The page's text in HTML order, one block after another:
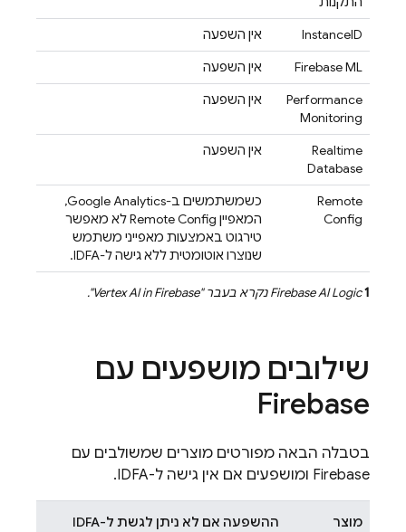
InstanceID
אין השפעה
Firebase ML
אין השפעה
Performance
Monitoring
אין השפעה
Realtime
Database
אין השפעה
Remote
Config
כשמשתמשים ב-Google Analytics
,
המאפיין Remote Configלא מאפשר
טירגוט באמצעות מאפייני משתמש
שנוצרו אוטומטית ללא גישה ל-IDFA.
1
Firebase AI Logicנקרא בעבר "Vertex AI in Firebase
".
שילובים מושפעים עם
Firebase
בטבלה הבאה מפורטים מוצרים שמשולבים עם
Firebase ומושפעים אם אין גישה ל-IDFA.
מוצר ההשפעה אם לא ניתן לגשת ל-IDFA